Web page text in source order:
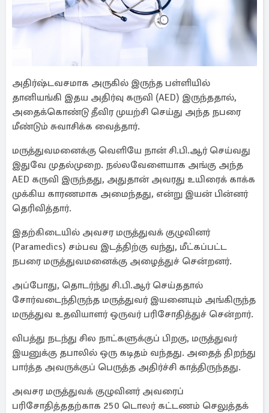
அதிர்ஷ்டவசமாக அருகில் இருந்த பள்ளியில்
தானியங்கி இதய அதிர்வு கருவி (AED) இருந்ததால்,
அதைக்கொண்டு தீவிர முயற்சி செய்து அந்த நபரை
மீண்டும் சுவாசிக்க வைத்தார்.
மருத்துவமனைக்கு வெளியே நான் சி.பி.ஆர் செய்வது
இதுவே முதல்முறை. நல்லவேளையாக அங்கு அந்த
AED கருவி இருந்தது, அதுதான் அவரது உயிரைக் காக்க
முக்கிய காரணமாக அமைந்தது, என்று இயன் பின்னர்
தெரிவித்தார்.
இதற்கிடையில் அவசர மருத்துவக் குழுவினர்
(Paramedics) சம்பவ இடத்திற்கு வந்து, மீட்கப்பட்ட
நபரை மருத்துவமனைக்கு அழைத்துச் சென்றனர்.
அப்போது, தொடர்ந்து சி.பி.ஆர் செய்ததால்
சோர்வடைந்திருந்த மருத்துவர் இயனையும் அங்கிருந்த
மருத்துவ உதவியாளர் ஒருவர் பரிசோதித்துச் சென்றார்.
விபத்து நடந்து சில நாட்களுக்குப் பிறகு, மருத்துவர்
இயனுக்கு தபாலில் ஒரு கடிதம் வந்தது. அதைத் திறந்து
பார்த்த அவருக்குப் பெருத்த அதிர்ச்சி காத்திருந்தது.
அவசர மருத்துவக் குழுவினர் அவரைப்
பரிசோதித்ததற்காக 250 டொலர் கட்டணம் செலுத்தக்